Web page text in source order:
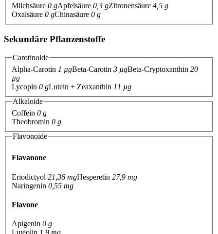
Milchsäure 0 gApfelsäure 0,3 gZitronensäure 4,5 g
Oxalsäure 0 gChinasäure 0 g
Sekundäre Pflanzenstoffe
Carotinoide
Alpha-Carotin 1 µgBeta-Carotin 3 µgBeta-Cryptoxanthin 20
µg
Lycopin 0 gLutein + Zeaxanthin 11 µg
Alkaloide
Coffein 0 g
Theobromin 0 g
Flavonoide
Flavanone
Eriodictyol 21,36 mgHesperetin 27,9 mg
Naringenin 0,55 mg
Flavone
Apigenin 0 g